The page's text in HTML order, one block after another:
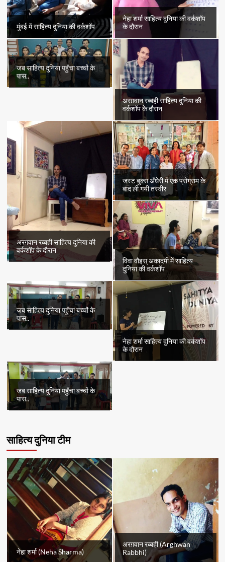
मुंबई में साहित्य दुनिया की वर्कशॉप
नेहा शर्मा साहित्य दुनिया की वर्कशॉप
के दौरान
जब साहित्य दुनिया पहुँचा बच्चों के
पास..
अरग़वान रब्बही साहित्य दुनिया की
वर्कशॉप के दौरान
अरग़वान रब्बही साहित्य दुनिया की
वर्कशॉप के दौरान
जस्ट बुक्स अँधेरी में एक प्रोग्राम के
बाद ली गयी तस्वीर
विवा वौइस् अकादमी में साहित्य
दुनिया की वर्कशॉप
जब साहित्य दुनिया पहुँचा बच्चों के
पास..
नेहा शर्मा साहित्य दुनिया की वर्कशॉप
के दौरान
जब साहित्य दुनिया पहुँचा बच्चों के
पास..
साहित्य दुनिया टीम
नेहा शर्मा (Neha Sharma)
अरग़वान रब्बही (Arghwan
Rabbhi)